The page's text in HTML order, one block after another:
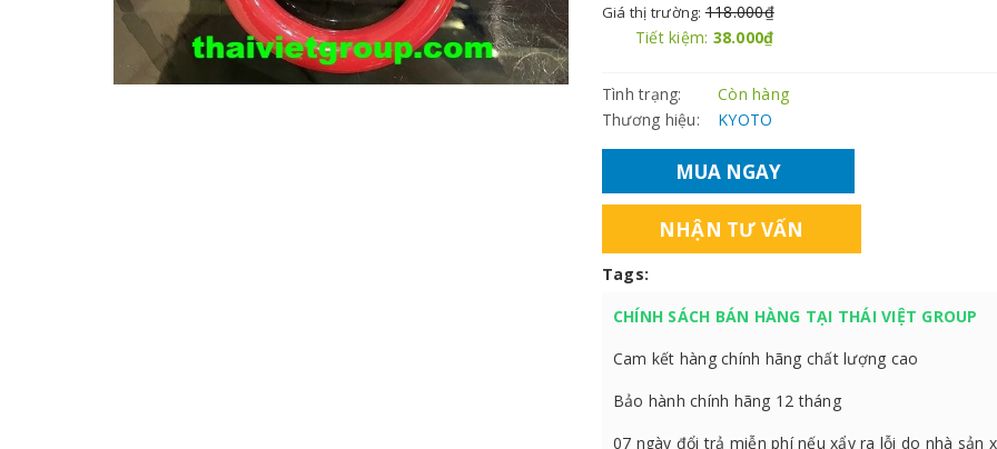
Giá thị trường:118.000₫
Tiết kiệm: 38.000₫
Tình trạng:
Còn hàng
Thương hiệu:
KYOTO
MUA NGAY
NHẬN TƯ VẤN
Tags:
CHÍNH SÁCH BÁN HÀNG TẠI THÁI VIỆT GROUP
Cam kết hàng chính hãng chất lượng cao
Bảo hành chính hãng 12 tháng
07 ngày đổi trả miễn phí nếu xẩy ra lỗi do nhà sản